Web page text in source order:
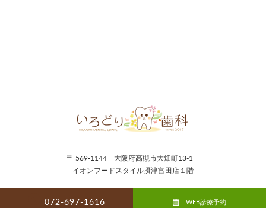
〒 569-1144 大阪府高槻市大畑町13-1
イオンフードスタイル摂津富田店１階
072-697-1616 WEB診療予約